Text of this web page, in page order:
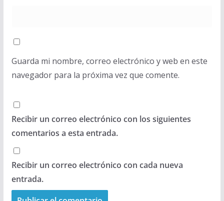
Guarda mi nombre, correo electrónico y web en este
navegador para la próxima vez que comente.
Recibir un correo electrónico con los siguientes
comentarios a esta entrada.
Recibir un correo electrónico con cada nueva
entrada.